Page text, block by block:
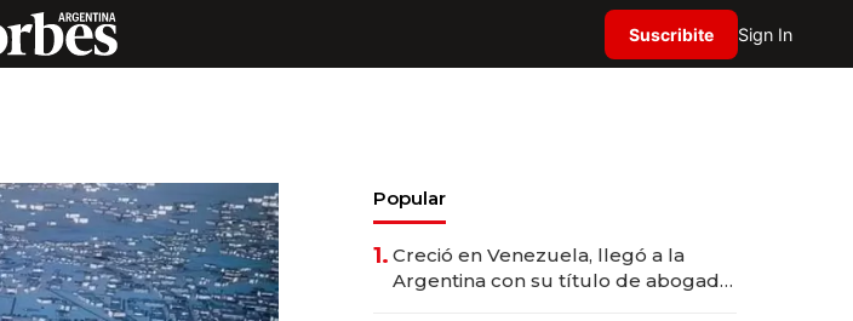
Suscribite Sign In
Popular
1. Creció en Venezuela, llegó a la
Argentina con su título de abogado